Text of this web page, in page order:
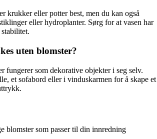
krukker eller potter best, men du kan også
eller hydroplanter. Sørg for at vasen har
stabilitet.
uten blomster?
fungerer som dekorative objekter i seg selv.
et sofabord eller i vinduskarmen for å skape et
blomster som passer til din innredning